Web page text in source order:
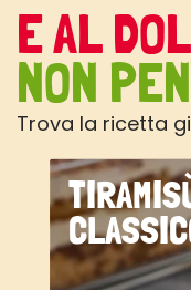
E AL
NON
Trova la ricetta